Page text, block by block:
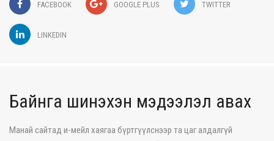
FACEBOOK GOOGLE PLUS TWITTER
LINKEDIN
Байнга шинэхэн мэдээлэл авах
Манай сайтад и-мейл хаягаа бүртгүүлснээр та цаг алдалгүй